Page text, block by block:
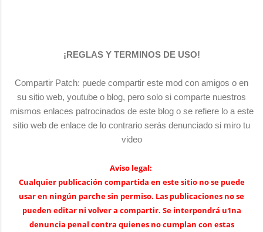
¡REGLAS Y TERMINOS DE USO!
Compartir Patch: puede compartir este mod con amigos o en
su sitio web, youtube o blog, pero solo si comparte nuestros
mismos enlaces patrocinados de este blog o se refiere lo a este
sitio web de enlace de lo contrario serás denunciado si miro tu
video
Aviso legal:
Cualquier publicación compartida en este sitio no se puede
usar en ningún parche sin permiso. Las publicaciones no se
pueden editar ni volver a compartir. Se interpondrá u1na
denuncia penal contra quienes no cumplan con estas